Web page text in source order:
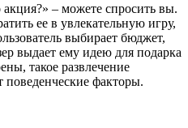
акция?» – можете спросить вы.
ее в увлекательную игру,
выбирает бюджет,
выдает ему идею для подарка
такое развлечение
факторы.